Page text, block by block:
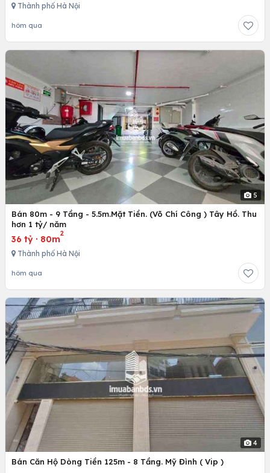
Thành phố Hà Nội
hôm qua
5
Bán 80m - 9 Tầng - 5.5m.Mặt Tiền. (Võ Chí Công ) Tây Hồ. Thu
hơn 1 tỷ/ năm
36 tỷ · 80m
2
Thành phố Hà Nội
hôm qua
4
Bán Căn Hộ Dòng Tiền 125m - 8 Tầng. Mỹ Đình ( Vip )